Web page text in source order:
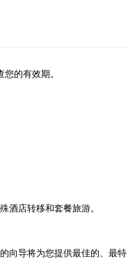
的有效期。
酒店转移和套餐旅游。
向导将为您提供最佳的、最特